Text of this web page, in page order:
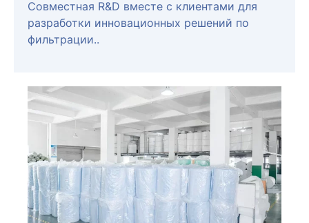
Совместная R&D вместе с клиентами для
разработки инновационных решений по
фильтрации..